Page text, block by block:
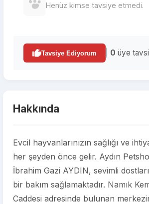
Henüz kimse tavsiye etmedi.
Tavsiye Ediyorum 0 üye
Hakkında
Evcil hayvanlarınızın sağlığı ve
her şeyden önce gelir. Aydın
İbrahim Gazi AYDIN, sevimli
bir bakım sağlamaktadır. Namık
Caddesi adresinde bulunan